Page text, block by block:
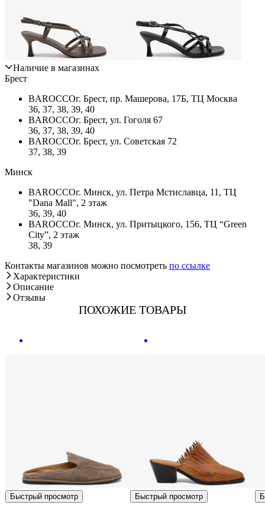
Наличие в магазинах
Брест
BAROCCOг. Брест, пр. Машерова, 17Б, ТЦ Москва
36, 37, 38, 39, 40
BAROCCOг. Брест, ул. Гоголя 67
36, 37, 38, 39, 40
BAROCCOг. Брест, ул. Советская 72
37, 38, 39
Минск
BAROCCOг. Минск, ул. Петра Мстиславца, 11, ТЦ
"Dana Mall", 2 этаж
36, 39, 40
BAROCCOг. Минск, ул. Притыцкого, 156, ТЦ “Green
City”, 2 этаж
38, 39
Контакты магазинов можно посмотреть по ссылке
Характеристики
Описание
Отзывы
ПОХОЖИЕ ТОВАРЫ
Быстрый просмотр Быстрый просмотр